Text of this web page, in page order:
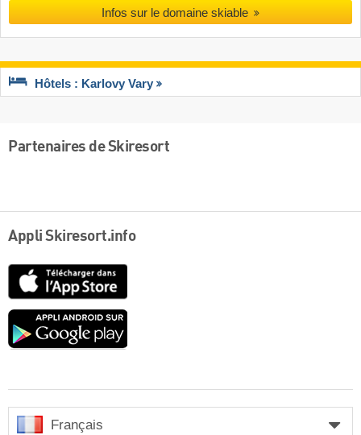
Infos sur le domaine skiable
Hôtels : Karlovy Vary
Partenaires de Skiresort
Appli Skiresort.info
Google
Français